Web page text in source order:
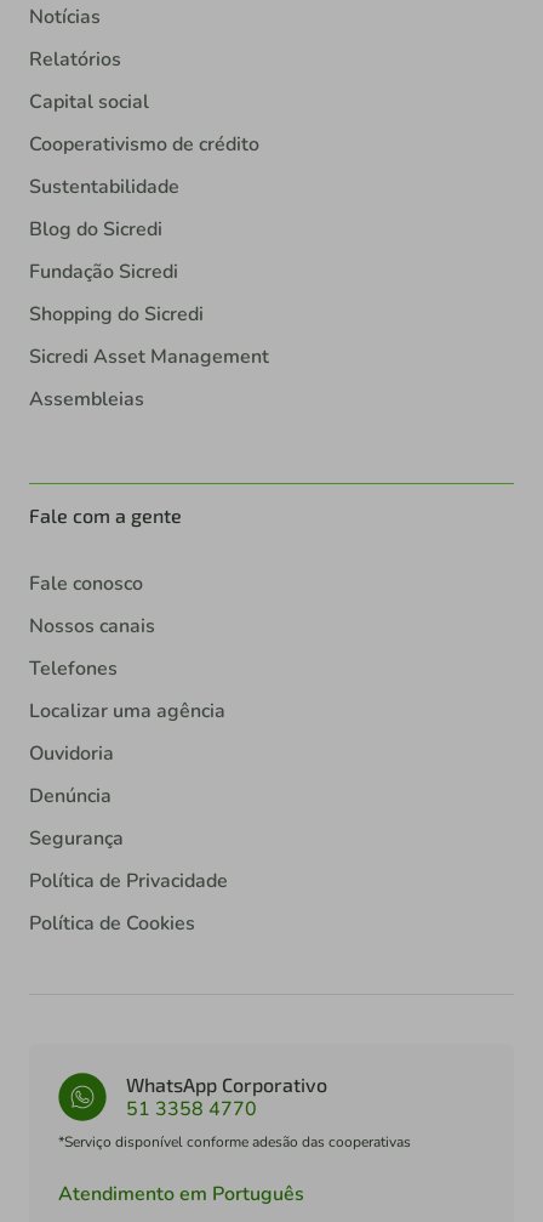
Notícias
Relatórios
Capital social
Cooperativismo de crédito
Sustentabilidade
Blog do Sicredi
Fundação Sicredi
Shopping do Sicredi
Sicredi Asset Management
Assembleias
Fale com a gente
Fale conosco
Nossos canais
Telefones
Localizar uma agência
Ouvidoria
Denúncia
Segurança
Política de Privacidade
Política de Cookies
WhatsApp Corporativo
51 3358 4770
*Serviço disponível conforme adesão das cooperativas
Atendimento em Português